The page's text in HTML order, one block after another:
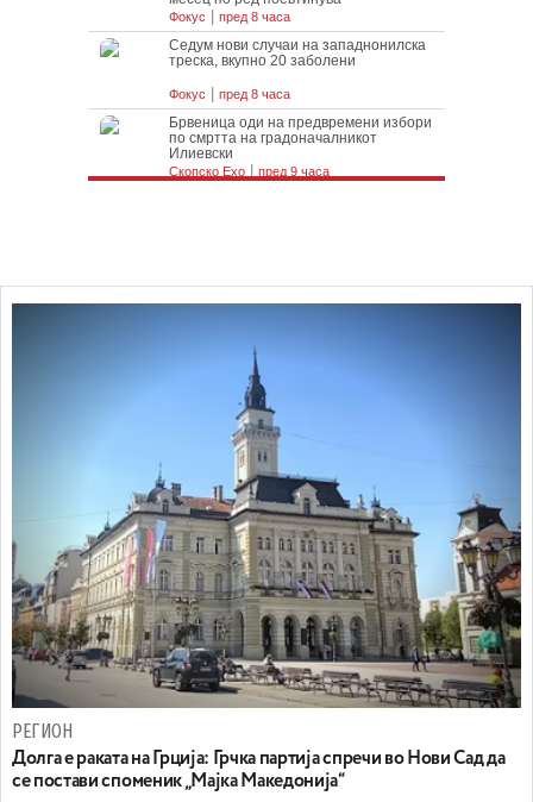
РЕГИОН
Долга е раката на Грција: Грчка партија спречи во Нови Сад да
се постави споменик „Мајка Македонија“